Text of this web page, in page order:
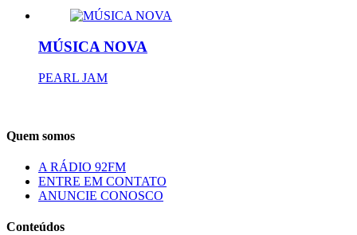
MÚSICA NOVA
PEARL JAM
Quem somos
A RÁDIO 92FM
ENTRE EM CONTATO
ANUNCIE CONOSCO
Conteúdos